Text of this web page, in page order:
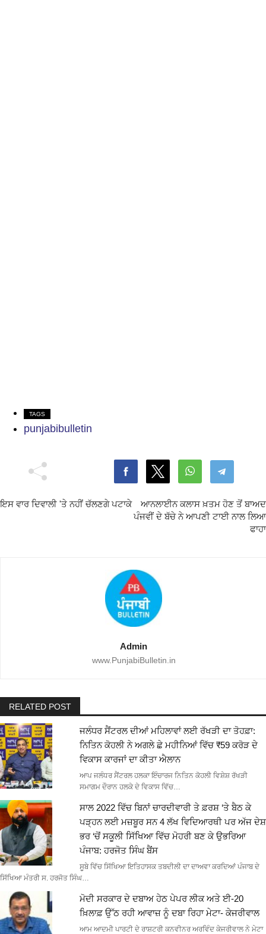
TAGS
punjabibulletin
ਇਸ ਵਾਰ ਦਿਵਾਲੀ 'ਤੇ ਨਹੀਂ ਚੱਲਣਗੇ ਪਟਾਕੇ
ਆਨਲਾਈਨ ਕਲਾਸ ਖ਼ਤਮ ਹੋਣ ਤੋਂ ਬਾਅਦ
ਪੰਜਵੀਂ ਦੇ ਬੱਚੇ ਨੇ ਆਪਣੀ ਟਾਈ ਨਾਲ ਲਿਆ
ਫਾਹਾ
Admin
www.PunjabiBulletin.in
RELATED POST
ਜਲੰਧਰ ਸੈਂਟਰਲ ਦੀਆਂ ਮਹਿਲਾਵਾਂ ਲਈ ਰੱਖੜੀ ਦਾ ਤੋਹਫ਼ਾ:
ਨਿਤਿਨ ਕੋਹਲੀ ਨੇ ਅਗਲੇ ਛੇ ਮਹੀਨਿਆਂ ਵਿੱਚ ₹59 ਕਰੋੜ ਦੇ
ਵਿਕਾਸ ਕਾਰਜਾਂ ਦਾ ਕੀਤਾ ਐਲਾਨ
ਆਪ ਜਲੰਧਰ ਸੈਂਟਰਲ ਹਲਕਾ ਇੰਚਾਰਜ ਨਿਤਿਨ ਕੋਹਲੀ ਵਿਸ਼ੇਸ਼ ਰੱਖੜੀ
ਸਮਾਗਮ ਦੌਰਾਨ ਹਲਕੇ ਦੇ ਵਿਕਾਸ ਵਿੱਚ…
ਸਾਲ 2022 ਵਿੱਚ ਬਿਨਾਂ ਚਾਰਦੀਵਾਰੀ ਤੇ ਫ਼ਰਸ਼ ‘ਤੇ ਬੈਠ ਕੇ
ਪੜ੍ਹਨ ਲਈ ਮਜ਼ਬੂਰ ਸਨ 4 ਲੱਖ ਵਿਦਿਆਰਥੀ ਪਰ ਅੱਜ ਦੇਸ਼
ਭਰ ‘ਚੋਂ ਸਕੂਲੀ ਸਿੱਖਿਆ ਵਿੱਚ ਮੋਹਰੀ ਬਣ ਕੇ ਉਭਰਿਆ
ਪੰਜਾਬ: ਹਰਜੋਤ ਸਿੰਘ ਬੈਂਸ
ਸੂਬੇ ਵਿੱਚ ਸਿੱਖਿਆ ਇਤਿਹਾਸਕ ਤਬਦੀਲੀ ਦਾ ਦਾਅਵਾ ਕਰਦਿਆਂ ਪੰਜਾਬ ਦੇ
ਸਿੱਖਿਆ ਮੰਤਰੀ ਸ. ਹਰਜੋਤ ਸਿੰਘ…
ਮੋਦੀ ਸਰਕਾਰ ਦੇ ਦਬਾਅ ਹੇਠ ਪੇਪਰ ਲੀਕ ਅਤੇ ਈ-20
ਖ਼ਿਲਾਫ਼ ਉੱਠ ਰਹੀ ਆਵਾਜ਼ ਨੂੰ ਦਬਾ ਰਿਹਾ ਮੇਟਾ- ਕੇਜਰੀਵਾਲ
ਆਮ ਆਦਮੀ ਪਾਰਟੀ ਦੇ ਰਾਸ਼ਟਰੀ ਕਨਵੀਨਰ ਅਰਵਿੰਦ ਕੇਜਰੀਵਾਲ ਨੇ ਮੇਟਾ